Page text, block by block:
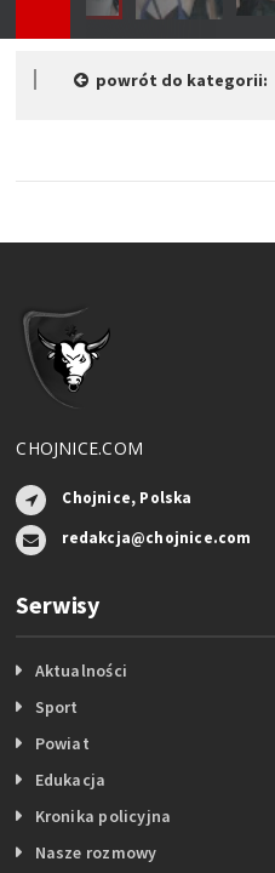
powrót do kategorii:
CHOJNICE.COM
Chojnice, Polska
redakcja@chojnice.com
Serwisy
Aktualności
Sport
Powiat
Edukacja
Kronika policyjna
Nasze rozmowy